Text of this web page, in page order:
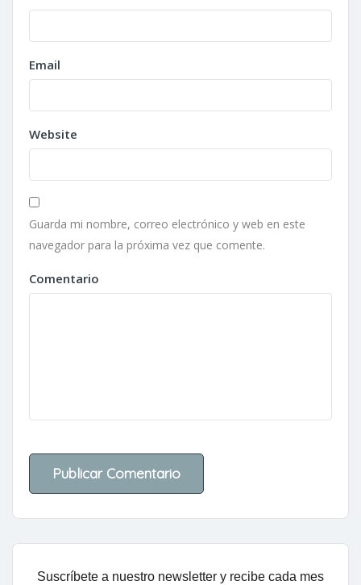
Email
Website
Guarda mi nombre, correo electrónico y web en este
navegador para la próxima vez que comente.
Comentario
Suscríbete a nuestro newsletter y recibe cada mes